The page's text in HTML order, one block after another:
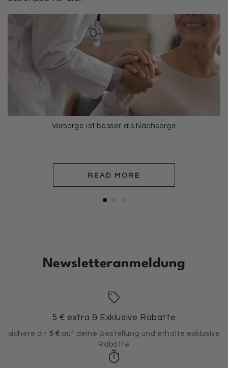
Vorsorge ist besser als Nachsorge
READ MORE
Newsletteranmeldung
5 € extra & Exklusive Rabatte
sichere dir 5 € auf deine Bestellung und erhalte exklusive
Rabatte